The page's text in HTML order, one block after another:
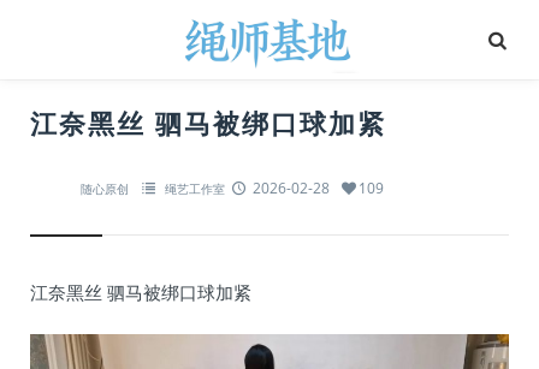
江奈黑丝 驷马被绑口球加紧
随心原创 绳艺工作室 2026-02-28 109
江奈黑丝 驷马被绑口球加紧